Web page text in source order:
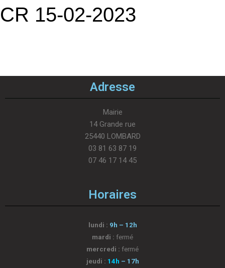
CR 15-02-2023
Adresse
Mairie
14 Grande rue
25440 LOMBARD
03 81 63 87 19
07 46 17 14 45
Horaires
lundi : 9h – 12h
mardi : fermé
mercredi : fermé
jeudi : 14h – 17h